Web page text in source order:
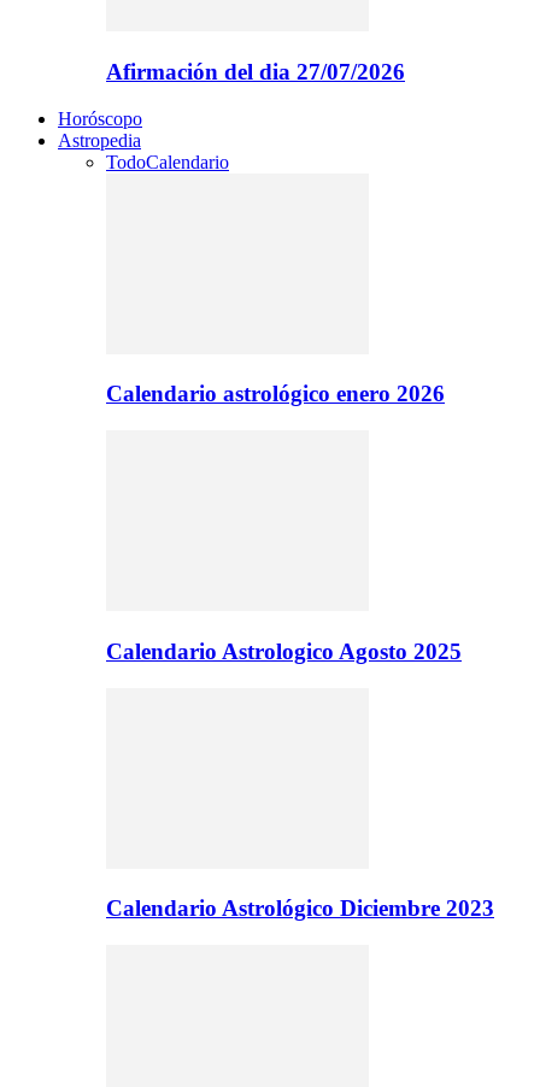
Afirmación del dia 27/07/2026
Horóscopo
Astropedia
TodoCalendario
Calendario astrológico enero 2026
Calendario Astrologico Agosto 2025
Calendario Astrológico Diciembre 2023